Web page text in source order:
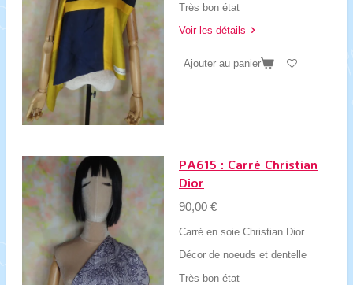
Très bon état
Voir les détails
Ajouter au panier
PA615 : Carré Christian
Dior
90,00 €
Carré en soie Christian Dior
Décor de noeuds et dentelle
Très bon état